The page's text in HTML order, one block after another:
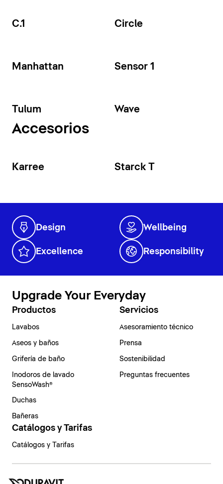
C.1 Circle
Manhattan Sensor 1
Tulum Wave
Accesorios
Karree Starck T
Design Wellbeing
Excellence Responsibility
Upgrade Your Everyday
Productos
Lavabos
Aseos y baños
Grifería de baño
Inodoros de lavado
SensoWash®
Duchas
Bañeras
Servicios
Asesoramiento técnico
Prensa
Sostenibilidad
Preguntas frecuentes
Catálogos y Tarifas
Catálogos y Tarifas